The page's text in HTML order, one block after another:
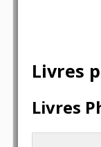
Livres
Livres